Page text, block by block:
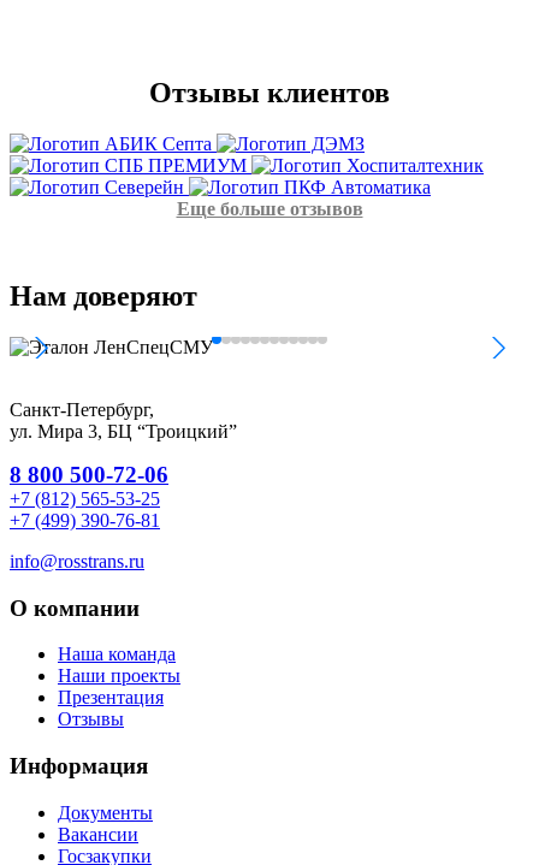
Отзывы клиентов
Еще больше отзывов
Нам доверяют
Санкт-Петербург,
ул. Мира 3, БЦ “Троицкий”
8 800 500-72-06
+7 (812) 565-53-25
+7 (499) 390-76-81
info@rosstrans.ru
О компании
Наша команда
Наши проекты
Презентация
Отзывы
Информация
Документы
Вакансии
Госзакупки